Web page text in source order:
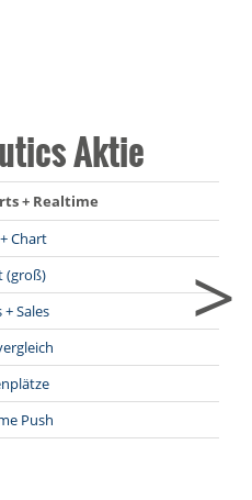
Aktie
+ Realtime
Chart
(groß)
+ Sales
Push
>